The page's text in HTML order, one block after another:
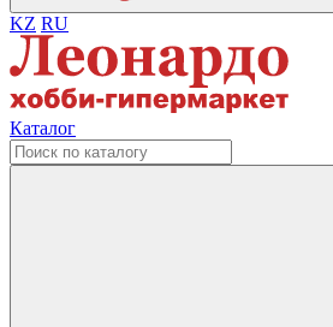
KZ RU
Каталог